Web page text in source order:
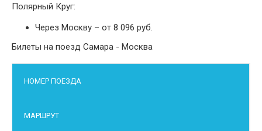
Полярный Круг:
Через Москву – от 8 096 руб.
Билеты на поезд Самара - Москва
НОМЕР ПОЕЗДА
МАРШРУТ